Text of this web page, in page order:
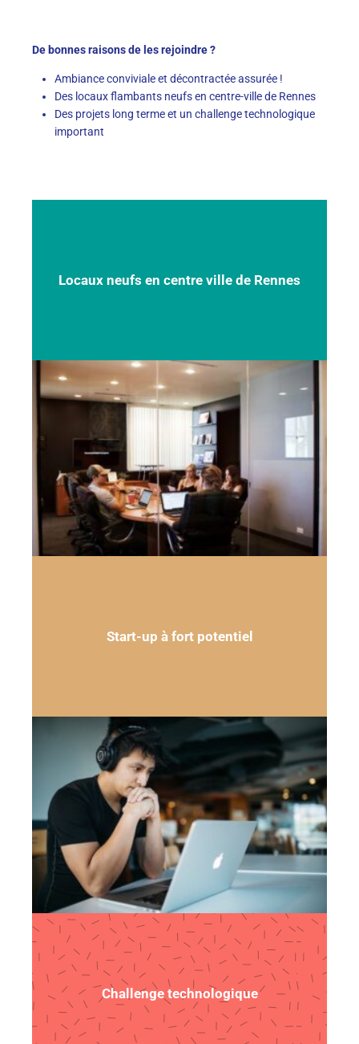
De bonnes raisons de les rejoindre ?
Ambiance conviviale et décontractée assurée !
Des locaux flambants neufs en centre-ville de Rennes
Des projets long terme et un challenge technologique
important
Locaux neufs en centre ville de Rennes
Start-up à fort potentiel
Challenge technologique